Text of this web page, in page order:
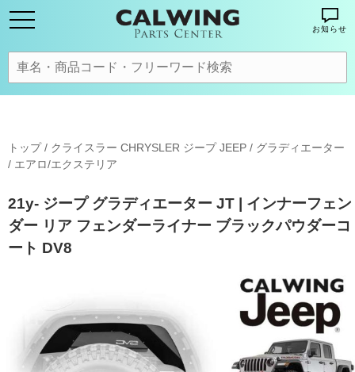
お知らせ
トップ/ クライスラー CHRYSLER ジープ JEEP / グラディエーター
/ エアロ/エクステリア
21y- ジープ グラディエーター JT | インナーフェン
ダー リア フェンダーライナー ブラックパウダーコ
ート DV8